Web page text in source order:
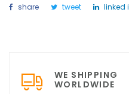
share tweet linked
WE SHIPPING
WORLDWIDE